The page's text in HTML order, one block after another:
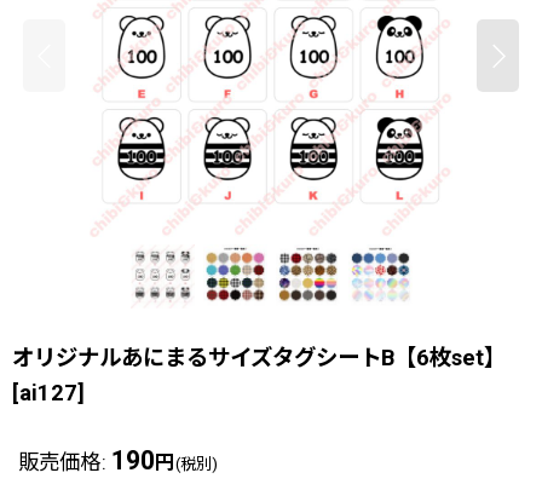
オリジナルあにまるサイズタグシートB【6枚set】
[ai127]
販売価格: 190 円 (税別)